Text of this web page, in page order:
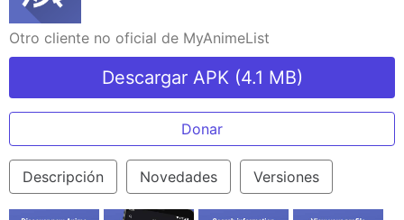
Otro cliente no oficial de MyAnimeList
Descargar APK (4.1 MB)
Donar
Descripción Novedades Versiones